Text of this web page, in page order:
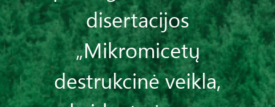
disertacijos
„Mikromicetų
destrukcinė veikla,